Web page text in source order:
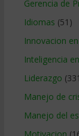
Gerencia de
Idiomas (51)
Innovacion
Inteligencia
Liderazgo
Manejo de
Manejo del